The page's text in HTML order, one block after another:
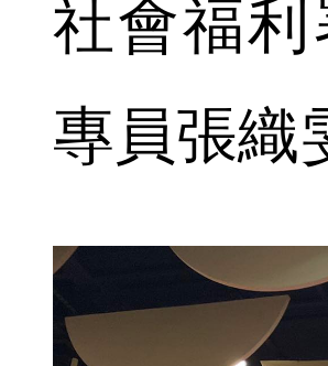
社會福
專員張織